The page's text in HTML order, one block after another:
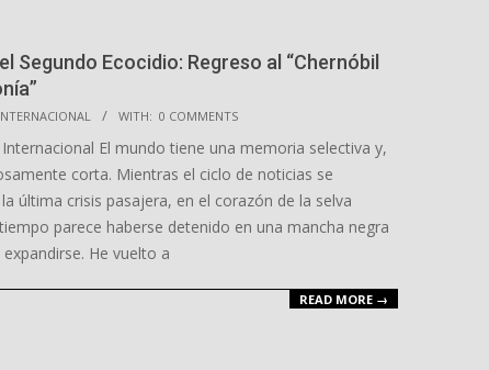
Segundo Ecocidio: Regreso al “Chernóbil
WITH: 0 COMMENTS
El mundo tiene una memoria selectiva y,
corta. Mientras el ciclo de noticias se
última crisis pasajera, en el corazón de la selva
parece haberse detenido en una mancha negra
He vuelto a
READ MORE →